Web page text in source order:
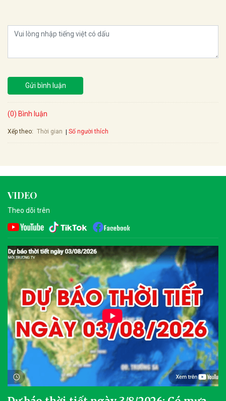
Gửi bình luận
(0) Bình luận
Xếp theo: Thời gian Số người thích
VIDEO
Theo dõi trên